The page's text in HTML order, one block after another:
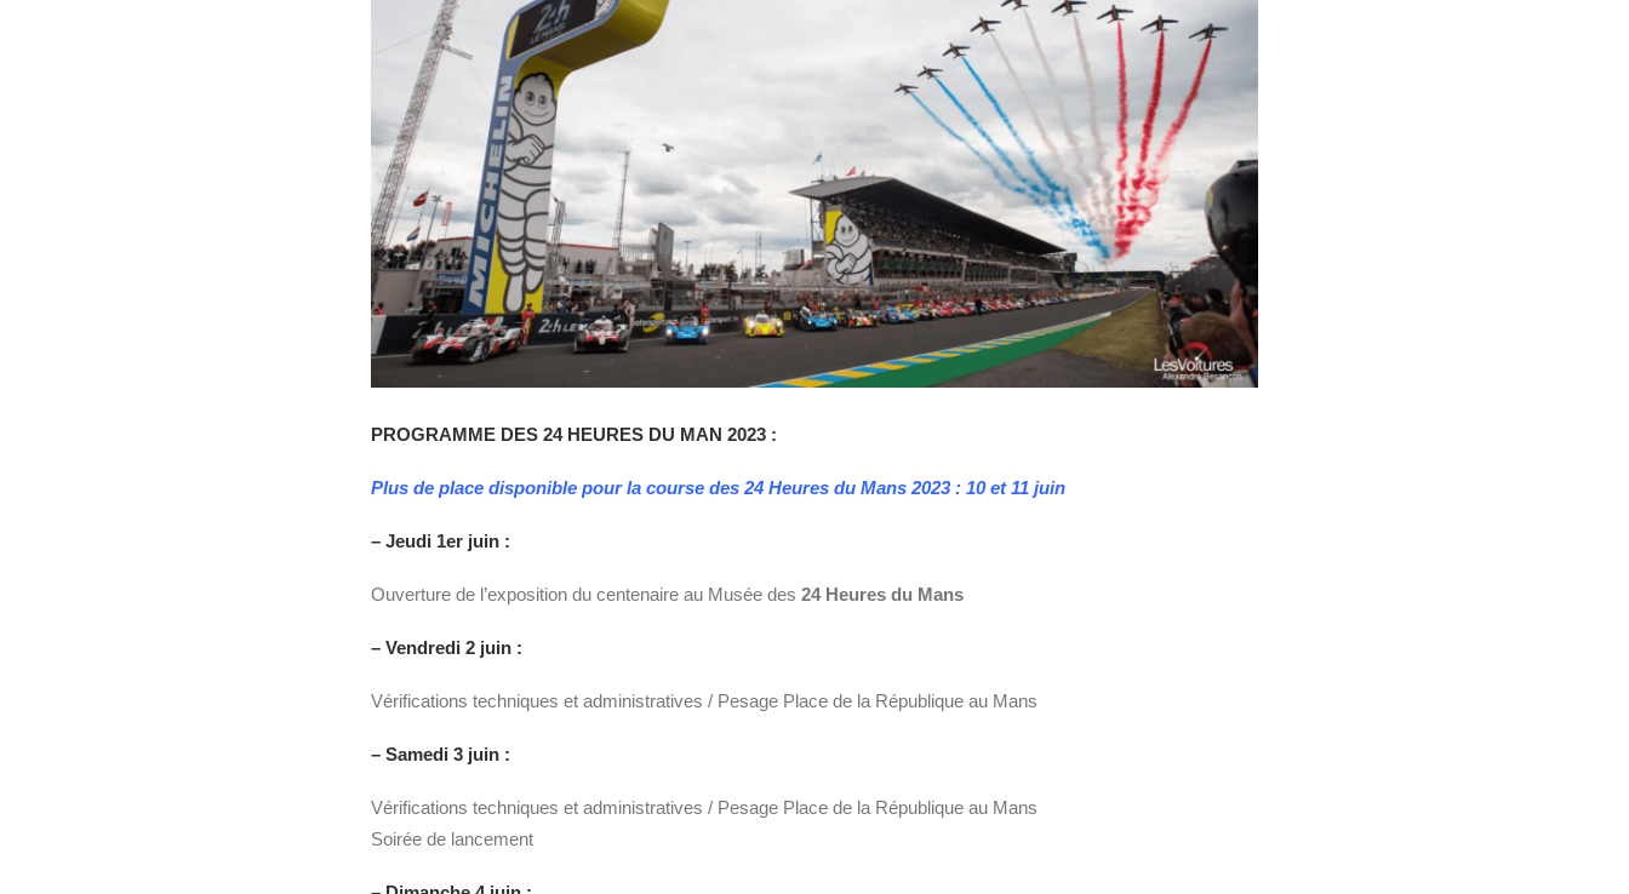
PROGRAMME DES 24 HEURES DU MAN 2023 :
Plus de place disponible pour la course des 24 Heures du Mans 2023 : 10 et 11 juin
– Jeudi 1er juin :
Ouverture de l’exposition du centenaire au Musée des 24 Heures du Mans
– Vendredi 2 juin :
Vérifications techniques et administratives / Pesage Place de la République au Mans
– Samedi 3 juin :
Vérifications techniques et administratives / Pesage Place de la République au Mans
Soirée de lancement